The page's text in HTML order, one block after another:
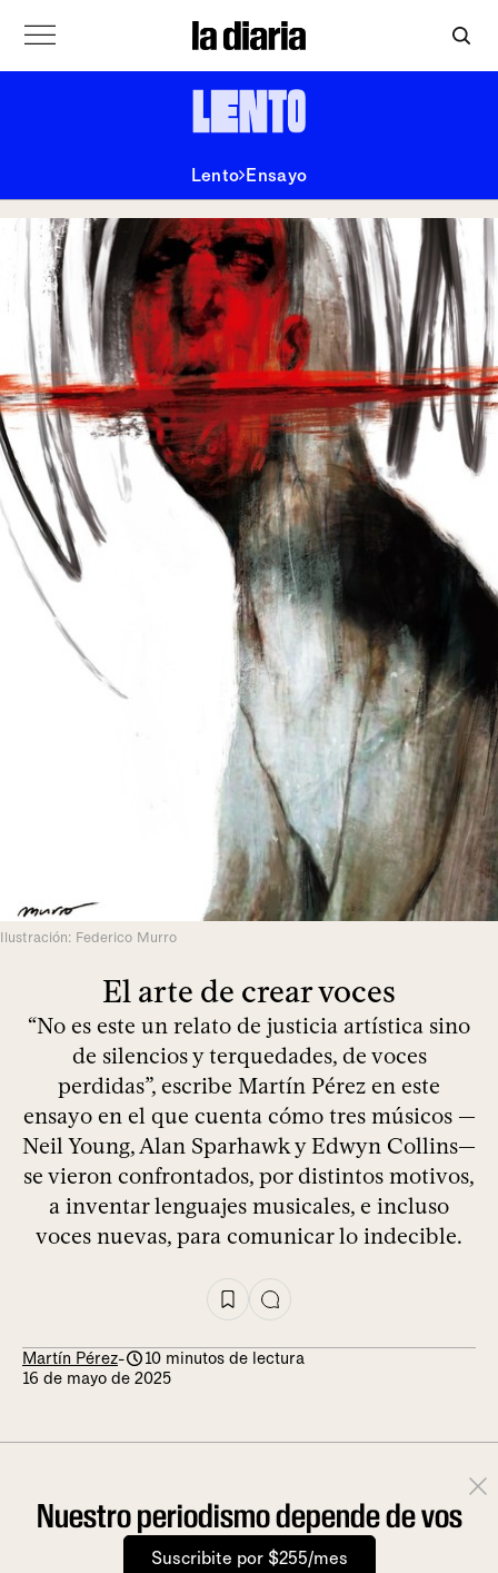
Lento Ensayo
Ilustración: Federico Murro
El arte de crear voces
“No es este un relato de justicia artística sino
de silencios y terquedades, de voces
perdidas”, escribe Martín Pérez en este
ensayo en el que cuenta cómo tres músicos —
Neil Young, Alan Sparhawk y Edwyn Collins—
se vieron confrontados, por distintos motivos,
a inventar lenguajes musicales, e incluso
voces nuevas, para comunicar lo indecible.
Martín Pérez-
10 minutos de lectura
16 de mayo de 2025
Nuestro periodismo depende de vos
Suscribite por $255/mes